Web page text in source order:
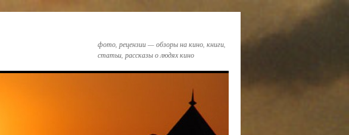
фото, рецензии — обзоры на кино, книги,
статьи, рассказы о людях кино